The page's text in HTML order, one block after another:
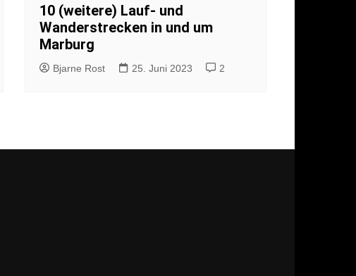
10 (weitere) Lauf- und
Wanderstrecken in und um
Marburg
Bjarne Rost 25. Juni 2023 2